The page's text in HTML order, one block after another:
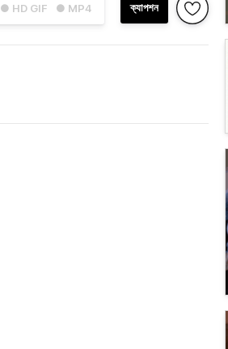
● HD GIF ● MP4 ক্যাপশন